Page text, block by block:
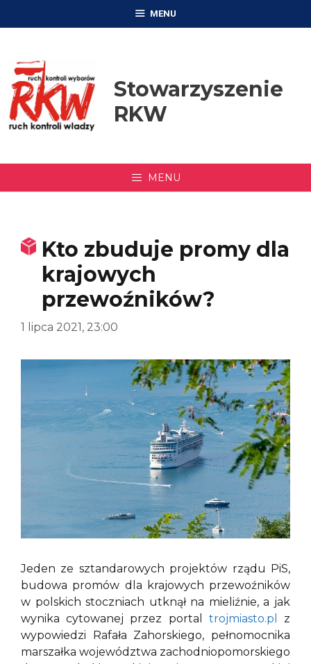
MENU
Stowarzyszenie
RKW
MENU
Kto zbuduje promy dla
krajowych
przewoźników?
1 lipca 2021, 23:00
Jeden ze sztandarowych projektów rządu PiS,
budowa promów dla krajowych przewoźników
w polskich stoczniach utknął na mieliźnie, a jak
wynika cytowanej przez portal trojmiasto.pl
z
wypowiedzi Rafała Zahorskiego, pełnomocnika
marszałka województwa zachodniopomorskiego